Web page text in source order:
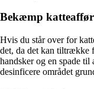
Bekæmp
Hvis du står over for
det, da det kan tiltrække
handsker og en spade
desinficere området